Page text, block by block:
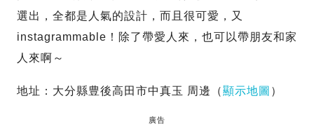
選出，全都是人氣的設計，而且很可愛，又
instagrammable！除了帶愛人來，也可以帶朋友和家
人來啊～
地址：大分縣豊後高田市中真玉 周邊（顯示地圖 ）
廣告